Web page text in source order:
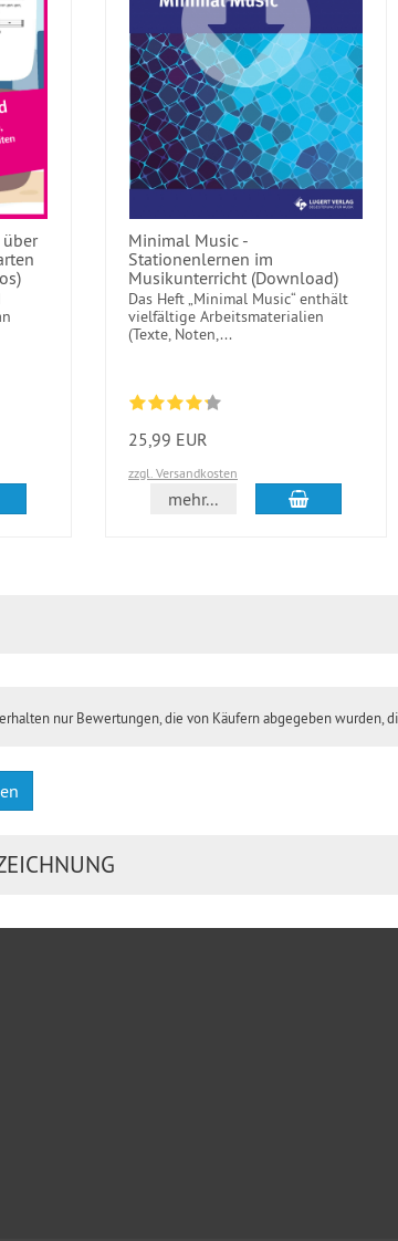
den Warenkorb
Minimal Music -
Stationenlernen im
Musikunterricht (Download)
Das Heft „Minimal Music“ enthält
vielfältige Arbeitsmaterialien
(Texte, Noten,...
25,99 EUR
zzgl. Versandkosten
mehr... In den
erhalten nur Bewertungen, die von Käufern abgegeben wurden,